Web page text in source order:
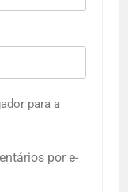
para a
por e-